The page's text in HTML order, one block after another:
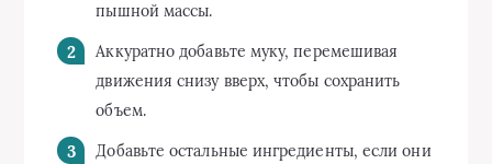
пышной массы.
Аккуратно добавьте муку, перемешивая
движения снизу вверх, чтобы сохранить
объем.
Добавьте остальные ингредиенты, если они